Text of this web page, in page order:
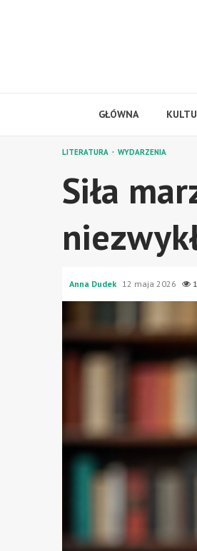
GŁÓWNA
LITERATURA WYDARZENIA
Siła
Anna Dudek 12 maja 2026